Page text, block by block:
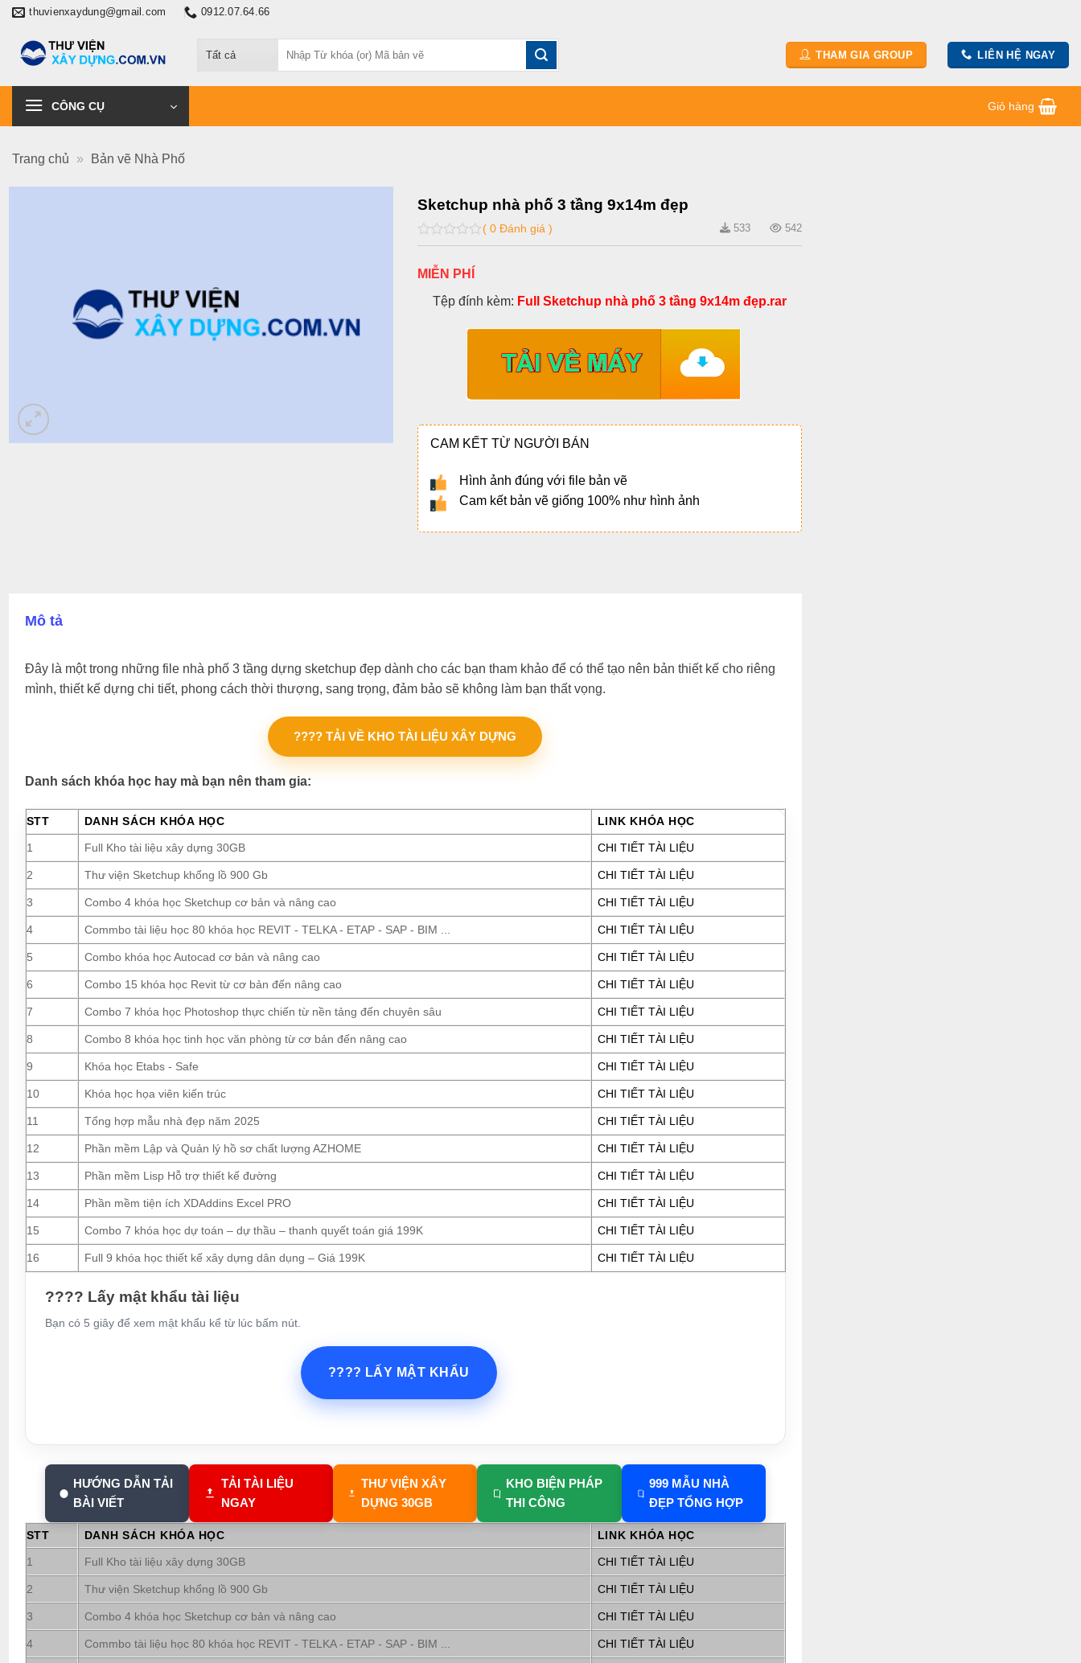
Chuyểnthuvienxaydung@gmail.com 0912.07.64.66
kiếm:
THAM GIA GROUP LIÊN HỆ NGAY
CÔNG CỤ Giỏ hàng
Trang chủ » Bản vẽ Nhà Phố
Sketchup nhà phố 3 tầng 9x14m đẹp
0
of
( 0 Đánh giá ) 533 542
MIỄN PHÍ
Tệp đính kèm: Full Sketchup nhà phố 3 tầng 9x14m đẹp.rar
CAM KẾT TỪ NGƯỜI BÁN
Hình ảnh đúng với file bản vẽ
Cam kết bản vẽ giống 100% như hình ảnh
Mô tả
Đây là một trong những file nhà phố 3 tầng dựng sketchup đẹp dành cho các bạn tham khảo để có thể tạo nên bản thiết kế cho riêng
mình, thiết kế dựng chi tiết, phong cách thời thượng, sang trọng, đảm bảo sẽ không làm bạn thất vọng.
???? TẢI VỀ KHO TÀI LIỆU XÂY DỰNG
Danh sách khóa học hay mà bạn nên tham gia:
STT DANH SÁCH KHÓA HỌC LINK KHÓA HỌC
1 Full Kho tài liệu xây dựng 30GB CHI TIẾT TÀI LIỆU
2 Thư viện Sketchup khổng lồ 900 Gb CHI TIẾT TÀI LIỆU
3 Combo 4 khóa học Sketchup cơ bản và nâng cao CHI TIẾT TÀI LIỆU
4 Commbo tài liệu học 80 khóa học REVIT - TELKA - ETAP - SAP - BIM ... CHI TIẾT TÀI LIỆU
5 Combo khóa học Autocad cơ bản và nâng cao CHI TIẾT TÀI LIỆU
6 Combo 15 khóa học Revit từ cơ bản đến nâng cao CHI TIẾT TÀI LIỆU
7 Combo 7 khóa học Photoshop thực chiến từ nền tảng đến chuyên sâu CHI TIẾT TÀI LIỆU
8 Combo 8 khóa học tinh học văn phòng từ cơ bản đến nâng cao CHI TIẾT TÀI LIỆU
9 Khóa học Etabs - Safe CHI TIẾT TÀI LIỆU
10 Khóa học họa viên kiến trúc CHI TIẾT TÀI LIỆU
11 Tổng hợp mẫu nhà đẹp năm 2025 CHI TIẾT TÀI LIỆU
12 Phần mềm Lập và Quản lý hồ sơ chất lượng AZHOME CHI TIẾT TÀI LIỆU
13 Phần mềm Lisp Hỗ trợ thiết kế đường CHI TIẾT TÀI LIỆU
14 Phần mềm tiện ích XDAddins Excel PRO CHI TIẾT TÀI LIỆU
15 Combo 7 khóa học dự toán – dự thầu – thanh quyết toán giá 199K CHI TIẾT TÀI LIỆU
16 Full 9 khóa học thiết kế xây dựng dân dụng – Giá 199K CHI TIẾT TÀI LIỆU
???? Lấy mật khẩu tài liệu
Bạn có 5 giây để xem mật khẩu kể từ lúc bấm nút.
???? LẤY MẬT KHẨU
HƯỚNG DẪN TẢI
BÀI VIẾT
TẢI TÀI LIỆU
NGAY
THƯ VIỆN XÂY
DỰNG 30GB
KHO BIỆN PHÁP
THI CÔNG
999 MẪU NHÀ
ĐẸP TỔNG HỢP
STT DANH SÁCH KHÓA HỌC LINK KHÓA HỌC
1 Full Kho tài liệu xây dựng 30GB CHI TIẾT TÀI LIỆU
2 Thư viện Sketchup khổng lồ 900 Gb CHI TIẾT TÀI LIỆU
3 Combo 4 khóa học Sketchup cơ bản và nâng cao CHI TIẾT TÀI LIỆU
4 Commbo tài liệu học 80 khóa học REVIT - TELKA - ETAP - SAP - BIM ... CHI TIẾT TÀI LIỆU